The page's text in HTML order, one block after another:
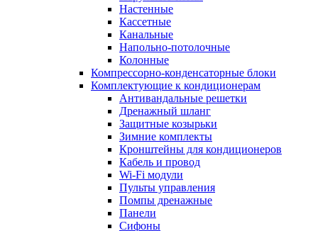
Настенные
Кассетные
Канальные
Напольно-потолочные
Колонные
Компрессорно-конденсаторные блоки
Комплектующие к кондиционерам
Антивандальные решетки
Дренажный шланг
Защитные козырьки
Зимние комплекты
Кронштейны для кондиционеров
Кабель и провод
Wi-Fi модули
Пульты управления
Помпы дренажные
Панели
Сифоны